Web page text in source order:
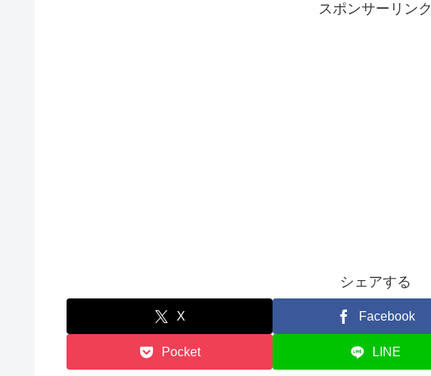
スポンサーリンク
シェアする
X Facebook
Pocket LINE